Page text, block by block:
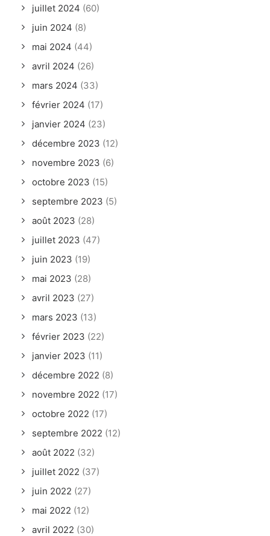
juillet 2024 (60)
juin 2024 (8)
mai 2024 (44)
avril 2024 (26)
mars 2024 (33)
février 2024 (17)
janvier 2024 (23)
décembre 2023 (12)
novembre 2023 (6)
octobre 2023 (15)
septembre 2023 (5)
août 2023 (28)
juillet 2023 (47)
juin 2023 (19)
mai 2023 (28)
avril 2023 (27)
mars 2023 (13)
février 2023 (22)
janvier 2023 (11)
décembre 2022 (8)
novembre 2022 (17)
octobre 2022 (17)
septembre 2022 (12)
août 2022 (32)
juillet 2022 (37)
juin 2022 (27)
mai 2022 (12)
avril 2022 (30)